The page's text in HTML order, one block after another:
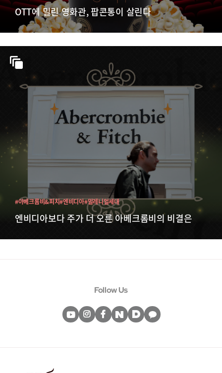
OTT에 밀린 영화관, 팝콘통이 살린다
엔비디아보다 주가 더 오른 아베크롬비의 비결은
#아베크롬비&피치#엔비디아#밀레니얼세대
Follow Us